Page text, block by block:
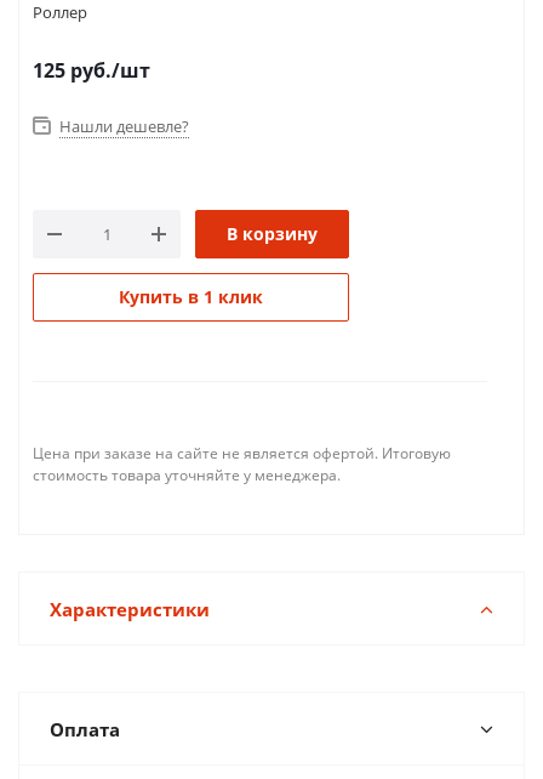
Роллер
125 руб./шт
Нашли дешевле?
В корзину
Купить в 1 клик
Цена при заказе на сайте не является офертой. Итоговую
стоимость товара уточняйте у менеджера.
Характеристики
Оплата